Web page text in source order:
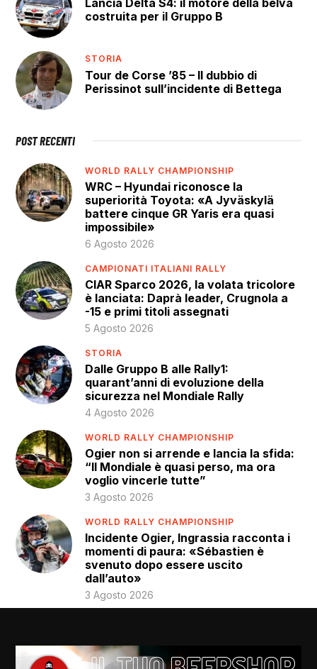
Lancia Delta S4: il motore della belva
costruita per il Gruppo B
STORIA
Tour de Corse ’85 – Il dubbio di
Perissinot sull’incidente di Bettega
POST RECENTI
WORLD RALLY CHAMPIONSHIP
WRC – Hyundai riconosce la
superiorità Toyota: «A Jyväskylä
battere cinque GR Yaris era quasi
impossibile»
6 Agosto 2026
CAMPIONATI ITALIANI RALLY
CIAR Sparco 2026, la volata tricolore
è lanciata: Daprà leader, Crugnola a
-15 e primi titoli assegnati
5 Agosto 2026
STORIA
Dalle Gruppo B alle Rally1:
quarant’anni di evoluzione della
sicurezza nel Mondiale Rally
4 Agosto 2026
WORLD RALLY CHAMPIONSHIP
Ogier non si arrende e lancia la sfida:
“Il Mondiale è quasi perso, ma ora
voglio vincerle tutte”
3 Agosto 2026
WORLD RALLY CHAMPIONSHIP
Incidente Ogier, Ingrassia racconta i
momenti di paura: «Sébastien è
svenuto dopo essere uscito
dall’auto»
3 Agosto 2026